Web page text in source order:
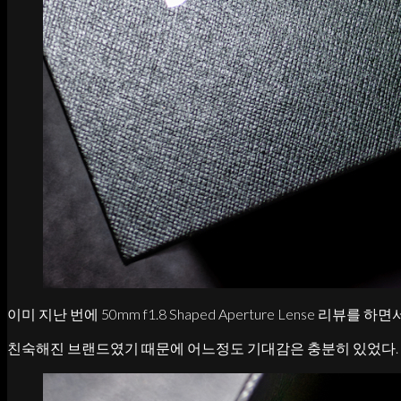
이미 지난 번에 50mm f1.8 Shaped Aperture Lense 리뷰를 하면
친숙해진 브랜드였기 때문에 어느정도 기대감은 충분히 있었다.